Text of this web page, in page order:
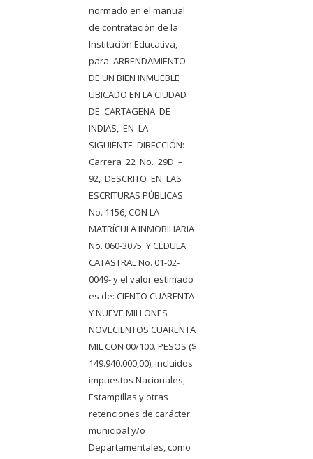
normado en el manual
de contratación de la
Institución Educativa,
para: ARRENDAMIENTO
DE UN BIEN INMUEBLE
UBICADO EN LA CIUDAD
DE CARTAGENA DE
INDIAS, EN LA
SIGUIENTE DIRECCIÓN:
Carrera 22 No. 29D –
92, DESCRITO EN LAS
ESCRITURAS PÚBLICAS
No. 1156, CON LA
MATRÍCULA INMOBILIARIA
No. 060-3075 Y CÉDULA
CATASTRAL No. 01-02-
0049- y el valor estimado
es de: CIENTO CUARENTA
Y NUEVE MILLONES
NOVECIENTOS CUARENTA
MIL CON 00/100. PESOS ($
149.940.000,00), incluidos
impuestos Nacionales,
Estampillas y otras
retenciones de carácter
municipal y/o
Departamentales, como